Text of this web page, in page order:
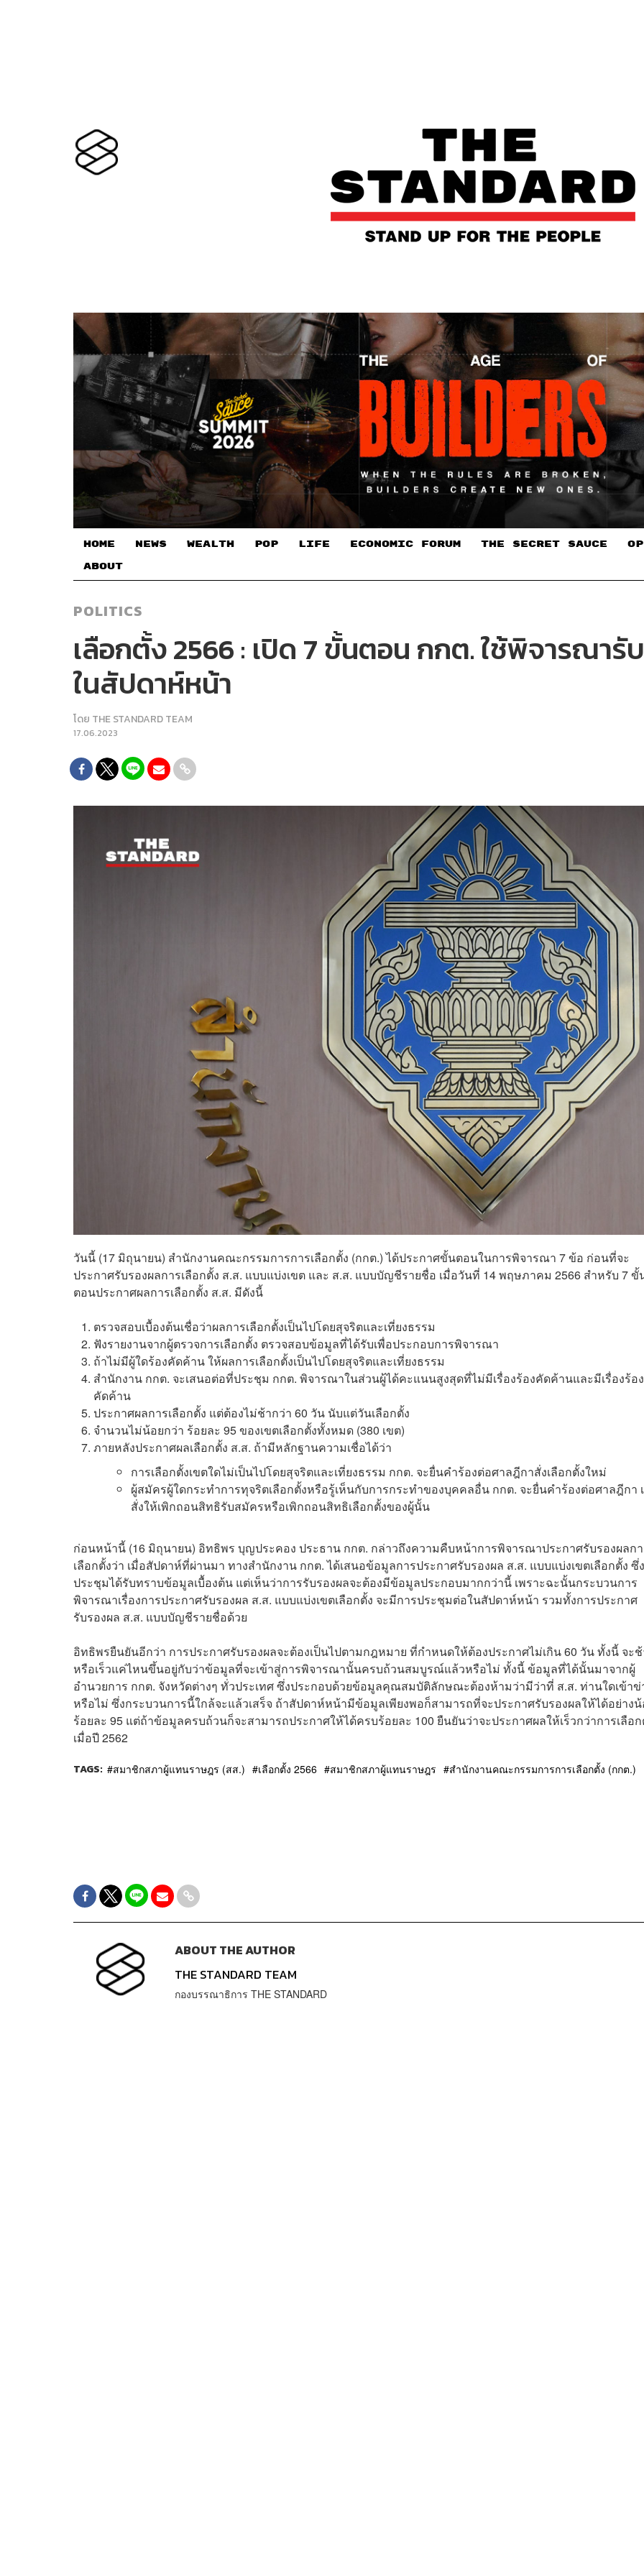
HOME NEWS WEALTH POP LIFE ECONOMIC FORUM THE SECRET SAUCE​
ABOUT
POLITICS
เลือกตั้ง 2566 : เปิด 7 ขั้นตอน กกต. ใช้พิจารณารั
ในสัปดาห์หน้า
โดย THE STANDARD TEAM
17.06.2023
วันนี้ (17 มิถุนายน) สำนักงานคณะกรรมการการเลือกตั้ง (กกต.) ได้ประกาศขั้นตอนในการพิจารณา 7 ข้อ ก่อนที่จะ
ประกาศรับรองผลการเลือกตั้ง ส.ส. แบบแบ่งเขต และ ส.ส. แบบบัญชีรายชื่อ เมื่อวันที่ 14 พฤษภาคม 2566 สำหรับ 7 ขั้
ตอนประกาศผลการเลือกตั้ง ส.ส. มีดังนี้
ตรวจสอบเบื้องต้นเชื่อว่าผลการเลือกตั้งเป็นไปโดยสุจริตและเที่ยงธรรม
ฟังรายงานจากผู้ตรวจการเลือกตั้ง ตรวจสอบข้อมูลที่ได้รับเพื่อประกอบการพิจารณา
ถ้าไม่มีผู้ใดร้องคัดค้าน ให้ผลการเลือกตั้งเป็นไปโดยสุจริตและเที่ยงธรรม
สำนักงาน กกต. จะเสนอต่อที่ประชุม กกต. พิจารณาในส่วนผู้ได้คะแนนสูงสุดที่ไม่มีเรื่องร้องคัดค้านและมีเรื่องร้อง
คัดค้าน
ประกาศผลการเลือกตั้ง แต่ต้องไม่ช้ากว่า 60 วัน นับแต่วันเลือกตั้ง
จำนวนไม่น้อยกว่า ร้อยละ 95 ของเขตเลือกตั้งทั้งหมด (380 เขต)
ภายหลังประกาศผลเลือกตั้ง ส.ส. ถ้ามีหลักฐานความเชื่อได้ว่า
การเลือกตั้งเขตใดไม่เป็นไปโดยสุจริตและเที่ยงธรรม กกต. จะยื่นคำร้องต่อศาลฎีกาสั่งเลือกตั้งใหม่
ผู้สมัครผู้ใดกระทำการทุจริตเลือกตั้งหรือรู้เห็นกับการกระทำของบุคคลอื่น กกต. จะยื่นคำร้องต่อศาลฎีกา
สั่งให้เพิกถอนสิทธิรับสมัครหรือเพิกถอนสิทธิเลือกตั้งของผู้นั้น
ก่อนหน้านี้ (16 มิถุนายน) อิทธิพร บุญประคอง ประธาน กกต. กล่าวถึงความคืบหน้าการพิจารณาประกาศรับรองผลก
เลือกตั้งว่า เมื่อสัปดาห์ที่ผ่านมา ทางสำนักงาน กกต. ได้เสนอข้อมูลการประกาศรับรองผล ส.ส. แบบแบ่งเขตเลือกตั้ง ซึ่
ประชุมได้รับทราบข้อมูลเบื้องต้น แต่เห็นว่าการรับรองผลจะต้องมีข้อมูลประกอบมากกว่านี้ เพราะฉะนั้นกระบวนการ
พิจารณาเรื่องการประกาศรับรองผล ส.ส. แบบแบ่งเขตเลือกตั้ง จะมีการประชุมต่อในสัปดาห์หน้า รวมทั้งการประกาศ
รับรองผล ส.ส. แบบบัญชีรายชื่อด้วย
อิทธิพรยืนยันอีกว่า การประกาศรับรองผลจะต้องเป็นไปตามกฎหมาย ที่กำหนดให้ต้องประกาศไม่เกิน 60 วัน ทั้งนี้ จะ
หรือเร็วแค่ไหนขึ้นอยู่กับว่าข้อมูลที่จะเข้าสู่การพิจารณานั้นครบถ้วนสมบูรณ์แล้วหรือไม่ ทั้งนี้ ข้อมูลที่ได้นั้นมาจากผู้
อำนวยการ กกต. จังหวัดต่างๆ ทั่วประเทศ ซึ่งประกอบด้วยข้อมูลคุณสมบัติลักษณะต้องห้ามว่ามีว่าที่ ส.ส. ท่านใดเข้าข่
หรือไม่ ซึ่งกระบวนการนี้ใกล้จะแล้วเสร็จ ถ้าสัปดาห์หน้ามีข้อมูลเพียงพอก็สามารถที่จะประกาศรับรองผลให้ได้อย่าง
ร้อยละ 95 แต่ถ้าข้อมูลครบถ้วนก็จะสามารถประกาศให้ได้ครบร้อยละ 100 ยืนยันว่าจะประกาศผลให้เร็วกว่าการเลือ
เมื่อปี 2562
TAGS: สมาชิกสภาผู้แทนราษฎร (สส.) เลือกตั้ง 2566 สมาชิกสภาผู้แทนราษฎร สำนักงานคณะกรรมการการเลือกตั้ง (กกต.)
ABOUT THE AUTHOR
THE STANDARD TEAM
กองบรรณาธิการ THE STANDARD